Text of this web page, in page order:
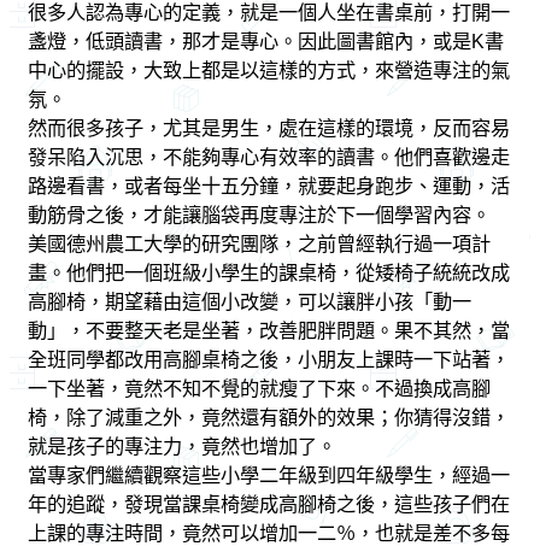
很多人認為專心的定義，就是一個人坐在書桌前，打開一
盞燈，低頭讀書，那才是專心。因此圖書館內，或是K書
中心的擺設，大致上都是以這樣的方式，來營造專注的氣
氛。
然而很多孩子，尤其是男生，處在這樣的環境，反而容易
發呆陷入沉思，不能夠專心有效率的讀書。他們喜歡邊走
路邊看書，或者每坐十五分鐘，就要起身跑步、運動，活
動筋骨之後，才能讓腦袋再度專注於下一個學習內容。
美國德州農工大學的研究團隊，之前曾經執行過一項計
畫。他們把一個班級小學生的課桌椅，從矮椅子統統改成
高腳椅，期望藉由這個小改變，可以讓胖小孩「動一
動」，不要整天老是坐著，改善肥胖問題。果不其然，當
全班同學都改用高腳桌椅之後，小朋友上課時一下站著，
一下坐著，竟然不知不覺的就瘦了下來。不過換成高腳
椅，除了減重之外，竟然還有額外的效果；你猜得沒錯，
就是孩子的專注力，竟然也增加了。
當專家們繼續觀察這些小學二年級到四年級學生，經過一
年的追蹤，發現當課桌椅變成高腳椅之後，這些孩子們在
上課的專注時間，竟然可以增加一二％，也就是差不多每